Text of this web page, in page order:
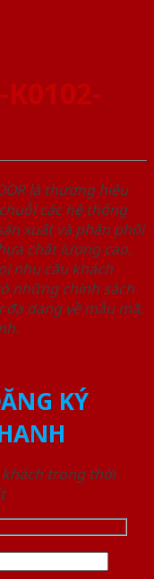
K0102-
là thương hiệu
các hệ thống
xuất và phân phối
chất lượng cao,
nhu cầu khách
những chính sách
đa dạng về mẫu mã,
KÝ
khách trong thời